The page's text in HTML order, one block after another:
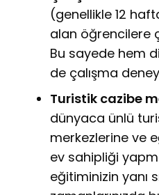
(genellikle 12
alan öğrencilere
Bu sayede hem
de çalışma
Turistik cazibe
dünyaca ünlü
merkezlerine ve
ev sahipliği
eğitiminizin yanı